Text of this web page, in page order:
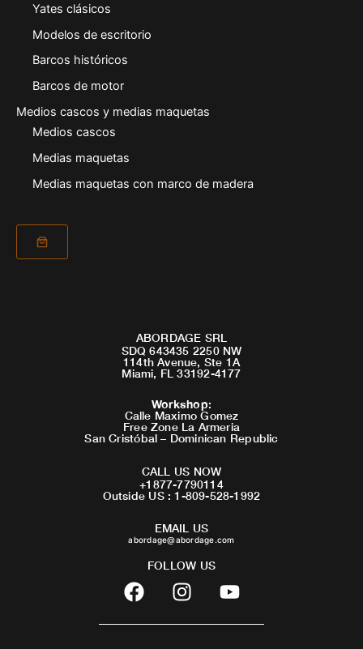
Yates clásicos
Modelos de escritorio
Barcos históricos
Barcos de motor
Medios cascos y medias maquetas
Medios cascos
Medias maquetas
Medias maquetas con marco de madera
ABORDAGE SRL
SDQ 643435 2250 NW
114th Avenue, Ste 1A
Miami, FL 33192-4177
Workshop:
Calle Maximo Gomez
Free Zone La Armeria
San Cristóbal – Dominican Republic
CALL US NOW
+1877-7790114
Outside US : 1-809-528-1992
EMAIL US
abordage@abordage.com
FOLLOW US
F
a
c
I
n
s
Y
o
u